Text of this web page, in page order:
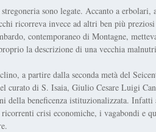
sono legate. Accanto a
ricorreva invece ad altri ben più
contemporaneo di Montagne,
la descrizione di una vecchia
a partire dalla seconda metà del
curato di S. Isaia, Giulio Cesare Luigi
della beneficenza istituzionalizzata.
crisi economiche, i vagabondi e